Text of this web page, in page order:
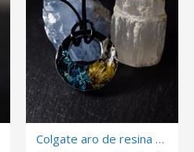
Colgate aro de resina con flores encapsuladas.